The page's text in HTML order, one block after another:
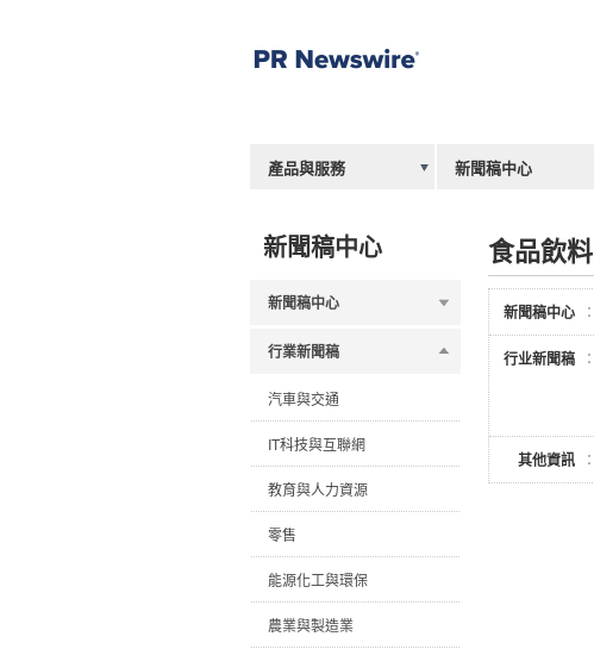
新聞稿中心
新聞稿中心
行業新聞稿
汽車與交通
IT科技與互聯網
教育與人力資源
零售
能源化工與環保
農業與製造業
食品飲料
新聞稿中心 ：
行业新聞稿 ：
其他資訊 ：
產品與服務 新聞稿中心